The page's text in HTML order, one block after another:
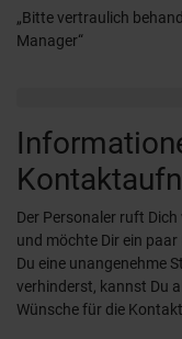
„Bitte vertraulich
Manager“
Der Personaler ruft
und möchte Dir ein
Du eine unangenehme
verhinderst, kannst Du
Wünsche für die